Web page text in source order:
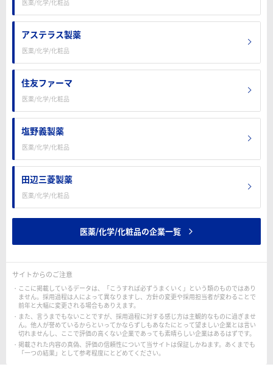
医薬/化学/化粧品
アステラス製薬
医薬/化学/化粧品
住友ファーマ
医薬/化学/化粧品
塩野義製薬
医薬/化学/化粧品
田辺三菱製薬
医薬/化学/化粧品
医薬/化学/化粧品の企業一覧
サイトからのご注意
ここに掲載しているデータは、「こうすれば必ずうまくいく」という類のものではあり
ません。採用過程は人によって異なりますし、方針の変更や採用担当者が変わることで
前年と大幅に変更される場合もありえます。
また、言うまでもないことですが、採用過程に対する感じ方は主観的なものに過ぎませ
ん。他人が誉めているからといってかならずしもあなたにとって望ましい企業とは言い
切れませんし、ここで評価の高くない企業であっても素晴らしい企業はあるはずです。
掲載された内容の真偽、評価の信頼性について当サイトは保証しかねます。あくまでも
「一つの結果」として参考程度にとどめてください。